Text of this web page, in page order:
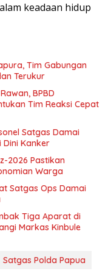
keadaan hidup
Tim Gabungan
Terukur
BPBD
Tim Reaksi Cepat
Satgas Damai
Dini Kanker
2026 Pastikan
Warga
Satgas Ops Damai
Tiga Aparat di
Markas Kinbule
Satgas Polda Papua